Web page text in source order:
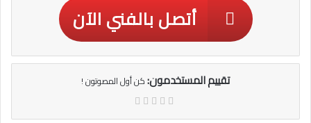
أتصل بالفني الآن
تقييم المستخدمون:كن أول المصوتون !